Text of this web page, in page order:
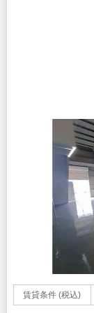
賃貸条件 (税込)